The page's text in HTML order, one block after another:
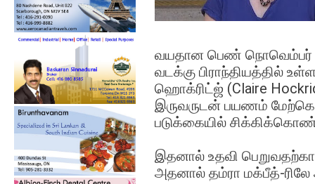
வயதான பெண் நொவெம்பர்
வடக்கு பிராந்தியத்தில்
ஹொக்ரிட்ஜ் (Claire
இருவருடன் பயணம்
படுக்கையில்
இதனால் உதவி
அதனால் தம்ரா மக்பீத்-ரிலே